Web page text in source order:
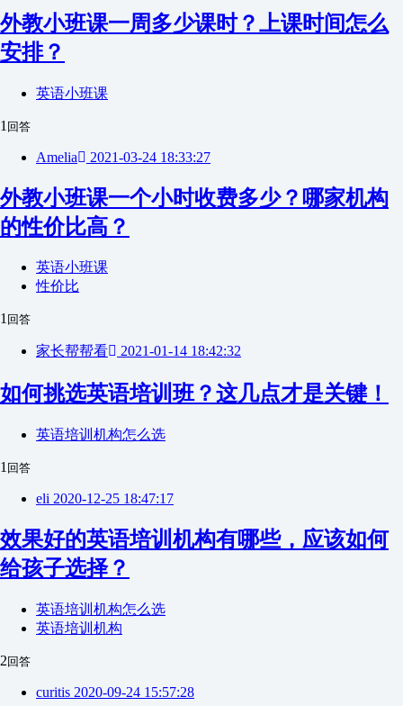
外教小班课一周多少课时？上课时间怎么
安排？
英语小班课
1 回答
Amelia 2021-03-24 18:33:27
外教小班课一个小时收费多少？哪家机构
的性价比高？
英语小班课
性价比
1 回答
家长帮帮看 2021-01-14 18:42:32
如何挑选英语培训班？这几点才是关键！
英语培训机构怎么选
1 回答
eli 2020-12-25 18:47:17
效果好的英语培训机构有哪些，应该如何
给孩子选择？
英语培训机构怎么选
英语培训机构
2 回答
curitis 2020-09-24 15:57:28